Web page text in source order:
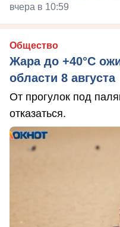
вчера в 10:59
Общество
Жара до +40°С
области 8 августа
От прогулок под
отказаться.